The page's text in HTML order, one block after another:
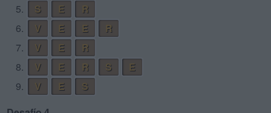
5.
S E
R
6.
V E E
R
7.
V E
R
8.
V E R S
E
9.
V E
S